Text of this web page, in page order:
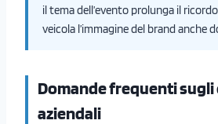
il tema dell’evento prolunga il
veicola l’immagine del brand anche
Domande frequenti
aziendali